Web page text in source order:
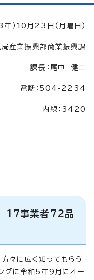
）10月23日（月曜日）
産業振興部商業振興課
課長：尾中 健二
電話：504-2234
内線：3420
17事業者72品
方々に広く知ってもらう
グに令和5年9月にオー